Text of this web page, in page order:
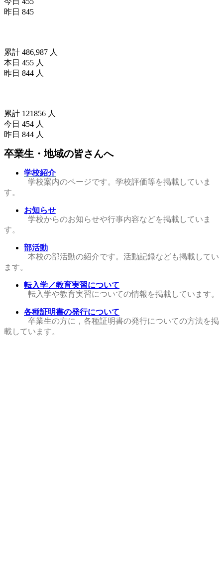
昨日 845
累計 486,987 人
本日 455 人
昨日 844 人
累計 121856 人
今日 454 人
昨日 844 人
卒業生・地域の皆さんへ
学校紹介
学校案内のページです。学校評価等を掲載していま
す。
お知らせ
学校からのお知らせや行事内容などを掲載していま
す。
部活動
本校の部活動の紹介です。活動記録なども掲載してい
ます。
転入学／教育実習について
転入学や教育実習についての情報を掲載しています。
各種証明書の発行について
卒業生の方に，各種証明書の発行についての方法を掲
載しています。